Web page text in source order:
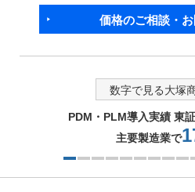
価格のご相談・
数字で見る大塚
PDM・PLM導入実績 東
主要製造業で